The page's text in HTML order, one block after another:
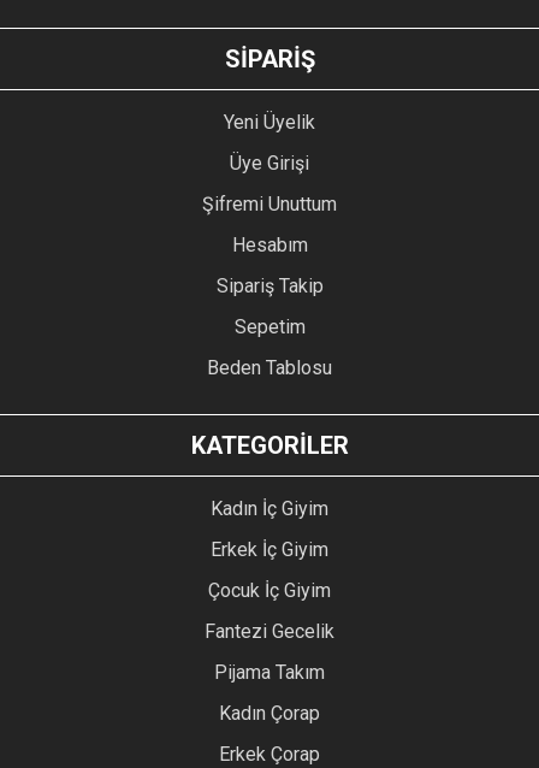
GÖNDER
SİPARİŞ
Yeni Üyelik
Üye Girişi
Şifremi Unuttum
Hesabım
Sipariş Takip
Sepetim
Beden Tablosu
KATEGORİLER
Kadın İç Giyim
Erkek İç Giyim
Çocuk İç Giyim
Fantezi Gecelik
Pijama Takım
Kadın Çorap
Erkek Çorap